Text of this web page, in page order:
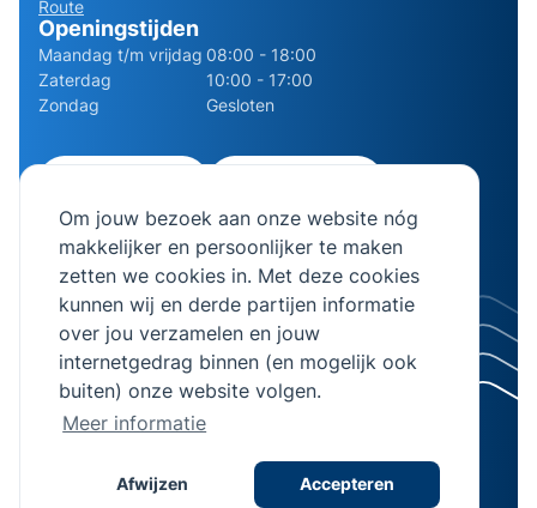
Om jouw bezoek aan onze website nóg
makkelijker en persoonlijker te maken
zetten we cookies in. Met deze cookies
kunnen wij en derde partijen informatie
over jou verzamelen en jouw
internetgedrag binnen (en mogelijk ook
buiten) onze website volgen.
Meer informatie
Afwijzen Accepteren
Route
Openingstijden
Maandag t/m vrijdag 08:00 - 18:00
Zaterdag
10:00 - 17:00
Zondag
Gesloten
info@bierman.eu
© 2026 AB Bierman. Alle rechten voorbehouden.
KVK Nummer 28064982
Algemene voorwaarden